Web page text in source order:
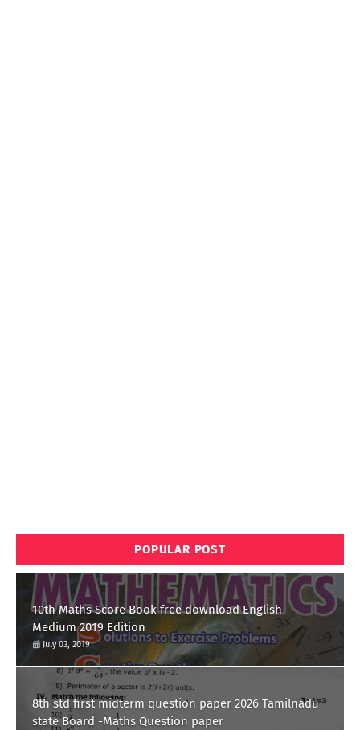
POPULAR POST
10th Maths Score Book free download English
Medium 2019 Edition
July 03, 2019
8th std first midterm question paper 2026 Tamilnadu
state Board -Maths Question paper